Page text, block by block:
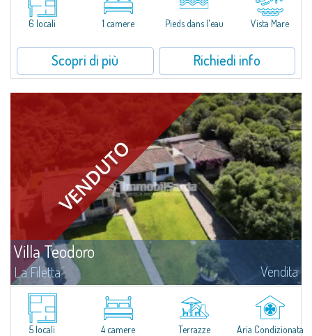
Una suite luminosa e confortevole a pochi passi dal mare. A meno di tre
metri dalla spiaggia, l'Unità A1 delle Porto Faro Suites offre un accesso
privilegiato al mare e una quotidianità all'insegna...
6 locali 1 camere Pieds dans l'eau Vista Mare
Scopri di più Richiedi info
Villa Teodoro
La Filetta Vendita
Situata nella tranquillità de La Filetta, riservata località residenziale
immersa nel verde a due passi da Santa Teresa di Gallura, Villa Teodoro è
un'elegante soluzione recentemente rivisitata con estremo gusto dagli...
5 locali
4 camere Terrazze Aria Condizionata